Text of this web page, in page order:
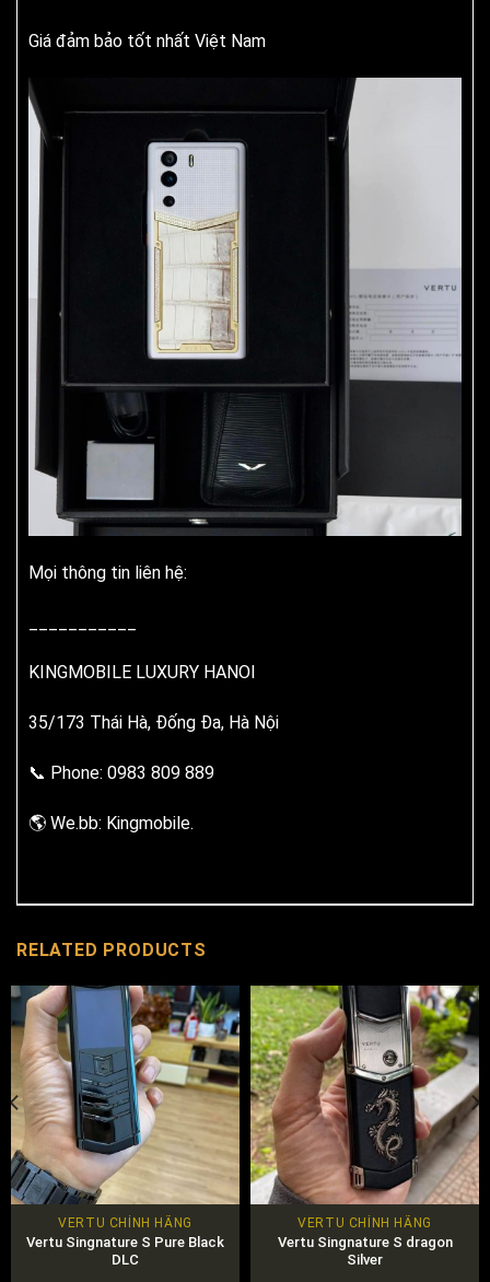
Giá đảm bảo tốt nhất Việt Nam
Mọi thông tin liên hệ:
KINGMOBILE LUXURY HANOI
35/173 Thái Hà, Đống Đa, Hà Nội
📞 Phone: 0983 809 889
🌎 We.bb: Kingmobile.
RELATED PRODUCTS
VERTU CHÍNH HÃNG
Vertu Singnature S Pure Black
DLC
VERTU CHÍNH HÃNG
Vertu Singnature S dragon
Silver